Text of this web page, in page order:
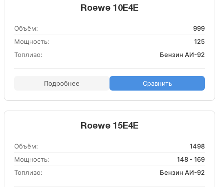
Roewe 10E4E
Объём:
999
Мощность:
125
Топливо:
Бензин АИ-92
Подробнее Сравнить
Roewe 15E4E
Объём:
1498
Мощность:
148 - 169
Топливо:
Бензин АИ-92